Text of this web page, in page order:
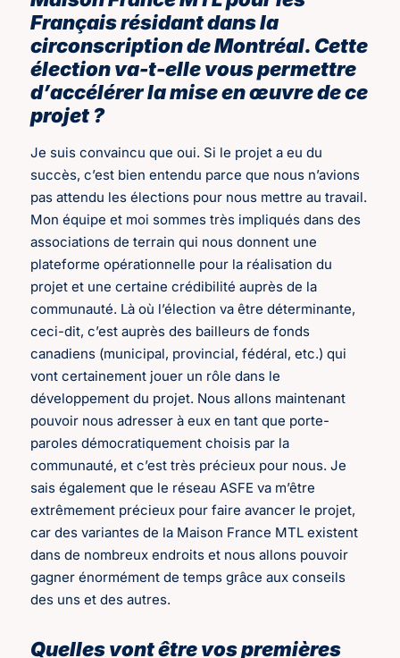
Français résidant dans la
circonscription de Montréal. Cette
élection va-t-elle vous permettre
d’accélérer la mise en œuvre de ce
projet ?
Je suis convaincu que oui. Si le projet a eu du
succès, c’est bien entendu parce que nous n’avions
pas attendu les élections pour nous mettre au travail.
Mon équipe et moi sommes très impliqués dans des
associations de terrain qui nous donnent une
plateforme opérationnelle pour la réalisation du
projet et une certaine crédibilité auprès de la
communauté. Là où l’élection va être déterminante,
ceci-dit, c’est auprès des bailleurs de fonds
canadiens (municipal, provincial, fédéral, etc.) qui
vont certainement jouer un rôle dans le
développement du projet. Nous allons maintenant
pouvoir nous adresser à eux en tant que porte-
paroles démocratiquement choisis par la
communauté, et c’est très précieux pour nous. Je
sais également que le réseau ASFE va m’être
extrêmement précieux pour faire avancer le projet,
car des variantes de la Maison France MTL existent
dans de nombreux endroits et nous allons pouvoir
gagner énormément de temps grâce aux conseils
des uns et des autres.
Quelles vont être vos premières